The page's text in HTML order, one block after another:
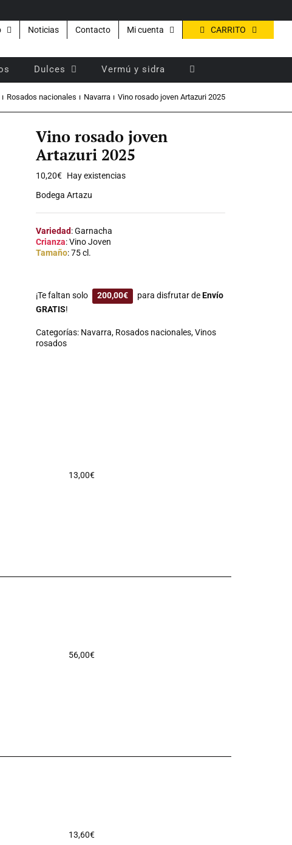
Noticias Contacto Mi cuenta CARRITO
Dulces Vermú y sidra
Rosados nacionales Navarra Vino rosado joven Artazuri 2025
Vino rosado joven
Artazuri 2025
10,20€ Hay existencias
Bodega Artazu
Variedad: Garnacha
Crianza: Vino Joven
Tamaño: 75 cl.
¡Te faltan solo 200,00€ para disfrutar deEnvío
GRATIS!
Categorías: Navarra, Rosados nacionales,Vinos
rosados
13,00€
56,00€
13,60€